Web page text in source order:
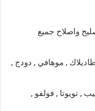
واصلاح جميع
, موهافي , دودج ,
, تويوتا , فولفو ,